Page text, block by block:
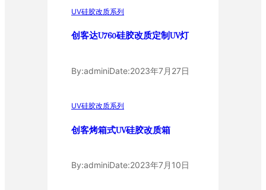
UV硅胶改质系列
创客达U760硅胶改质定制UV灯
By:adminiDate:2023年7月27日
UV硅胶改质系列
创客烤箱式UV硅胶改质箱
By:adminiDate:2023年7月10日